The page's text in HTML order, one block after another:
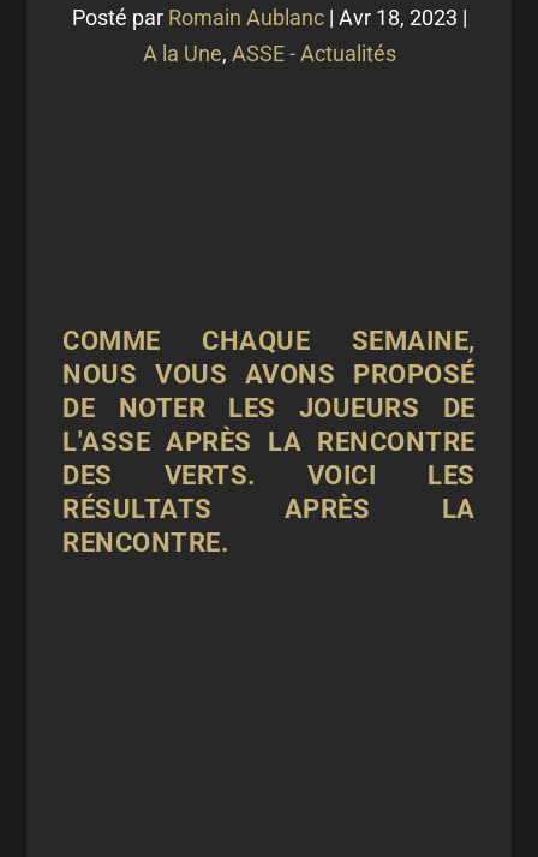
Posté par Romain Aublanc| Avr 18, 2023 |
A la Une, ASSE - Actualités
COMME CHAQUE SEMAINE,
NOUS VOUS AVONS PROPOSÉ
DE NOTER LES JOUEURS DE
L'ASSE APRÈS LA RENCONTRE
DES VERTS. VOICI LES
RÉSULTATS APRÈS LA
RENCONTRE.